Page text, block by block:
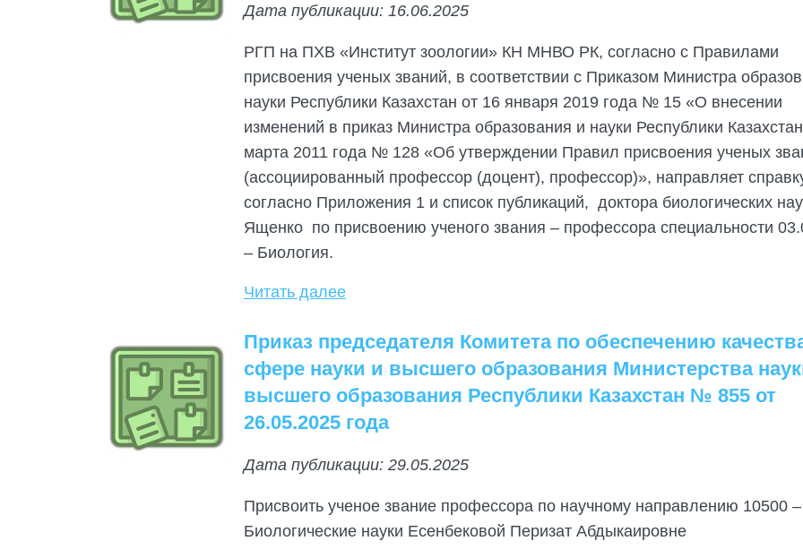
Дата публикации: 16.06.2025
РГП на ПХВ «Институт зоологии» КН МНВО РК, согласно с Правилами
присвоения ученых званий, в соответствии с Приказом Министра
науки Республики Казахстан от 16 января 2019 года № 15 «О внесении
изменений в приказ Министра образования и науки Республики
марта 2011 года № 128 «Об утверждении Правил присвоения ученых
(ассоциированный профессор (доцент), профессор)», направляет
согласно Приложения 1 и список публикаций, доктора биологических
Ященко по присвоению ученого звания – профессора специальности
– Биология.
Читать далее
Приказ председателя Комитета по обеспечению
сфере науки и высшего образования Министерства
высшего образования Республики Казахстан № 855 от
26.05.2025 года
Дата публикации: 29.05.2025
Присвоить ученое звание профессора по научному направлению 10500 –
Биологические науки Есенбековой Перизат Абдыкаировне